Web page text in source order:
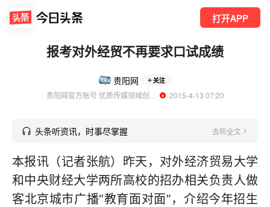
打开APP
报考对外经贸不再要求口试成绩
贵阳网 关注
  2015-4-13 07:20
头条听资讯，时事尽掌握 去听全文
本报讯（记者张航）昨天，对外经济贸易大学
和中央财经大学两所高校的招办相关负责人做
客北京城市广播“教育面对面”，介绍今年招生